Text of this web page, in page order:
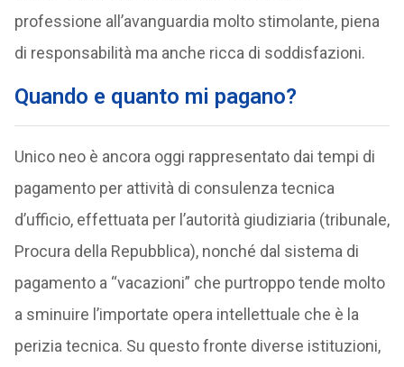
professione all’avanguardia molto stimolante, piena
di responsabilità ma anche ricca di soddisfazioni.
Quando e quanto mi pagano?
Unico neo è ancora oggi rappresentato dai tempi di
pagamento per attività di consulenza tecnica
d’ufficio, effettuata per l’autorità giudiziaria (tribunale,
Procura della Repubblica), nonché dal sistema di
pagamento a “vacazioni” che purtroppo tende molto
a sminuire l’importate opera intellettuale che è la
perizia tecnica. Su questo fronte diverse istituzioni,